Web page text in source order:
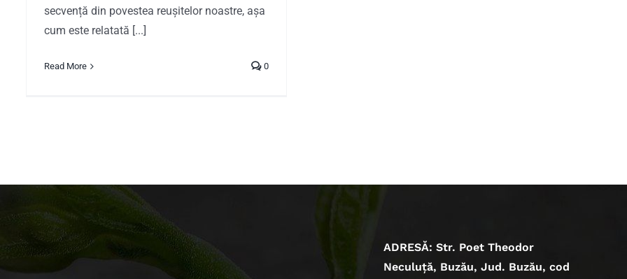
secvență din povestea reușitelor noastre, așa
cum este relatată [...]
Read More 0
ADRESĂ: Str. Poet Theodor
Neculuță, Buzău, Jud. Buzău, cod